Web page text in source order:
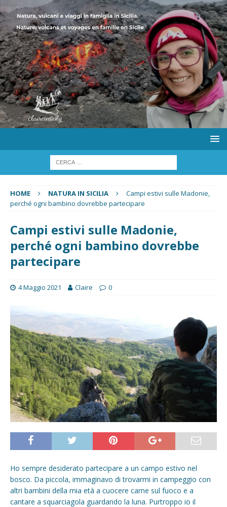
HOME NATURA IN SICILIA
Campi estivi sulle Madonie,
perché ogni bambino dovrebbe partecipare
Campi estivi sulle Madonie,
perché ogni bambino dovrebbe
partecipare
4 Maggio 2021 Claire 0
Ho sempre desiderato partecipare a un campo estivo nel
bosco. Da piccola, immaginavo di trovarmi in campeggio con
altri bambini della mia età a cuocere carne sul fuoco e a
cantare a squarciagola guardando la luna. Purtroppo io il